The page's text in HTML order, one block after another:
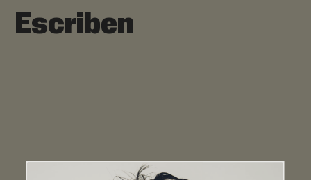
Escriben